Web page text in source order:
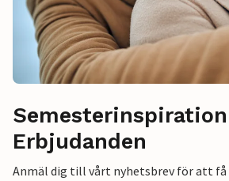
Erbjudanden
Anmäl dig till vårt nyhetsbrev för att